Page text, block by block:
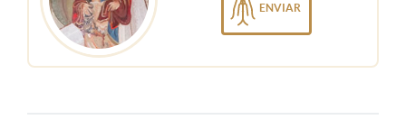
ENVIAR